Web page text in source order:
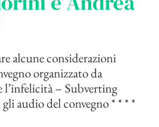
alcune considerazioni
organizzato da
l’infelicità – Subverting
audio del convegno * * * *